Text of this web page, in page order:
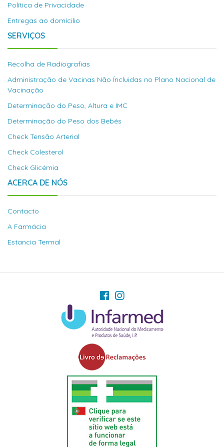
Política de Privacidade
Entregas ao domícilio
SERVIÇOS
Recolha de Radiografias
Administração de Vacinas Não Íncluidas no Plano Nacional de
Vacinação
Determinação do Peso, Altura e IMC
Determinação do Peso dos Bebés
Check Tensão Arterial
Check Colesterol
Check Glicémia
ACERCA DE NÓS
Contacto
A Farmácia
Estancia Termal